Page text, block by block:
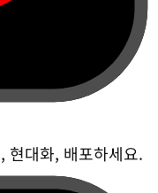
현대화, 배포하세요.